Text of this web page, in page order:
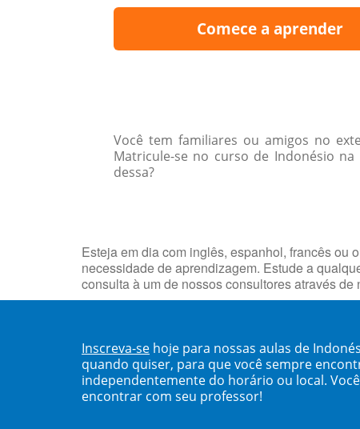
Comece a aprender
Você tem familiares ou amigos no
Matricule-se no curso de Indonésio
dessa?
Esteja em dia com inglês, espanhol, francês ou
necessidade de aprendizagem. Estude a
consulta à um de nossos consultores através de
Inscreva-se hoje para nossas aulas de
quando quiser, para que você sempre
independentemente do horário ou local.
encontrar com seu professor!